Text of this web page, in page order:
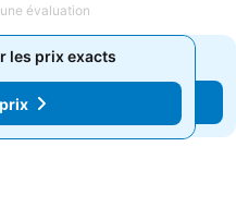
évaluation
les prix exacts
prix
les prix exacts